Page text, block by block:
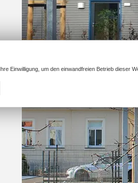
Ihre Einwilligung, um den einwandfreien Betrieb dieser